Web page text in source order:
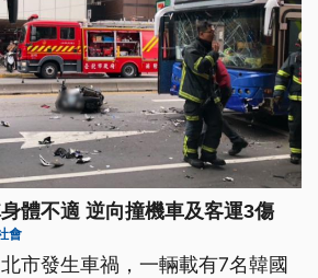
體不適 逆向撞機車及客運3傷
會
市發生車禍，一輛載有7名韓國